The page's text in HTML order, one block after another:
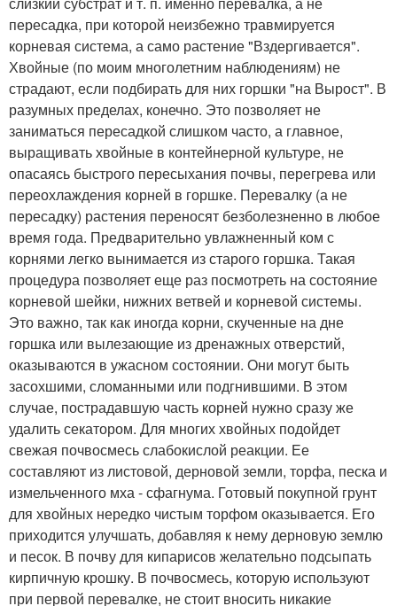
пересадка, при которой неизбежно травмируется
корневая система, а само растение "Вздергивается".
Хвойные (по моим многолетним наблюдениям) не
страдают, если подбирать для них горшки "на Вырост". В
разумных пределах, конечно. Это позволяет не
заниматься пересадкой слишком часто, а главное,
выращивать хвойные в контейнерной культуре, не
опасаясь быстрого пересыхания почвы, перегрева или
переохлаждения корней в горшке. Перевалку (а не
пересадку) растения переносят безболезненно в любое
время года. Предварительно увлажненный ком с
корнями легко вынимается из старого горшка. Такая
процедура позволяет еще раз посмотреть на состояние
корневой шейки, нижних ветвей и корневой системы.
Это важно, так как иногда корни, скученные на дне
горшка или вылезающие из дренажных отверстий,
оказываются в ужасном состоянии. Они могут быть
засохшими, сломанными или подгнившими. В этом
случае, пострадавшую часть корней нужно сразу же
удалить секатором. Для многих хвойных подойдет
свежая почвосмесь слабокислой реакции. Ее
составляют из листовой, дерновой земли, торфа, песка и
измельченного мха - сфагнума. Готовый покупной грунт
для хвойных нередко чистым торфом оказывается. Его
приходится улучшать, добавляя к нему дерновую землю
и песок. В почву для кипарисов желательно подсыпать
кирпичную крошку. В почвосмесь, которую используют
при первой перевалке, не стоит вносить никакие